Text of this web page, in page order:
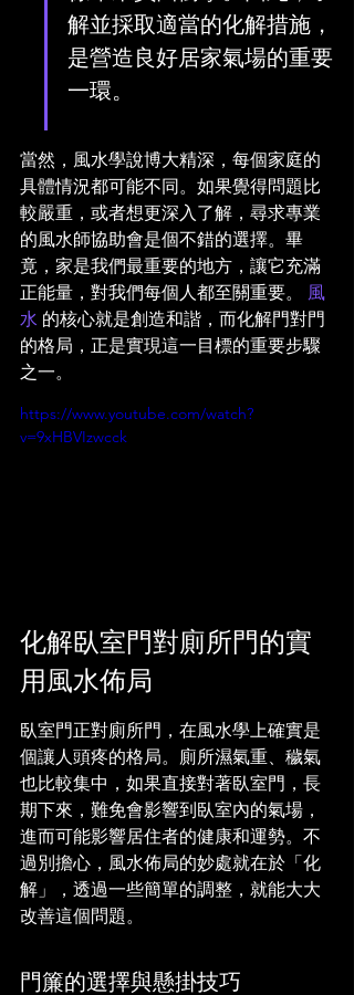
解並採取適當的化解措施，
是營造良好居家氣場的重要
一環。
當然，風水學說博大精深，每個家庭的
具體情況都可能不同。如果覺得問題比
較嚴重，或者想更深入了解，尋求專業
的風水師協助會是個不錯的選擇。畢
竟，家是我們最重要的地方，讓它充滿
正能量，對我們每個人都至關重要。 風
水 的核心就是創造和諧，而化解門對門
的格局，正是實現這一目標的重要步驟
之一。
https://www.youtube.com/watch?
v=9xHBVIzwcck
化解臥室門對廁所門的實
用風水佈局
臥室門正對廁所門，在風水學上確實是
個讓人頭疼的格局。廁所濕氣重、穢氣
也比較集中，如果直接對著臥室門，長
期下來，難免會影響到臥室內的氣場，
進而可能影響居住者的健康和運勢。不
過別擔心，風水佈局的妙處就在於「化
解」，透過一些簡單的調整，就能大大
改善這個問題。
門簾的選擇與懸掛技巧